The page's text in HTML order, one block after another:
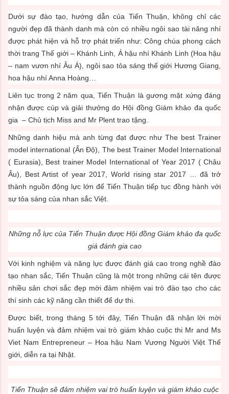
Dưới sự đào tạo, hướng dẫn của Tiến Thuận, không chỉ các
người đẹp đã thành danh mà còn có nhiều ngôi sao tài năng nhí
được phát hiện và hỗ trợ phát triển như: Công chúa phong cách
thời trang Thế giới – Khánh Linh, Á hậu nhí Khánh Linh (Hoa hậu
– nam vươn nhí Âu Á), ngôi sao tỏa sáng thế giới Hương Giang,
hoa hậu nhí Anna Hoàng…
Liên tục trong 2 năm qua, Tiến Thuận là gương mặt xứng đáng
nhận được cúp và giải thưởng do Hội đồng Giám khảo đa quốc
gia – Chủ tịch Miss and Mr Plent trao tặng.
Những danh hiệu mà anh từng đạt được như The best Trainer
model international (Ấn Độ), The best Trainer Model International
( Eurasia), Best trainer Model International of Year 2017 ( Châu
Âu), Best Artist of year 2017, World rising star 2017 … đã trở
thành nguồn động lực lớn để Tiến Thuận tiếp tục đồng hành với
sự tỏa sáng của nhan sắc Việt.
Những nỗ lực của Tiến Thuận được Hội đồng Giám khảo đa quốc
giá đánh gia cao
Với kinh nghiệm và năng lực được đánh giá cao trong nghề đào
tạo nhan sắc, Tiến Thuận cũng là một trong những cái tên được
nhiều sân chơi sắc đẹp mời đảm nhiệm vai trò đào tạo cho các
thí sinh các kỹ năng cần thiết để dự thi.
Được biết, trong tháng 5 tới đây, Tiến Thuận đã nhận lời mời
huấn luyện và đảm nhiệm vai trò giám khảo cuộc thi Mr and Ms
Viet Nam Entrepreneur – Hoa hậu Nam Vương Người Việt Thế
giới, diễn ra tại Nhật.
Tiến Thuận sẽ đảm nhiệm vai trò huấn luyện và giám khảo cuộc